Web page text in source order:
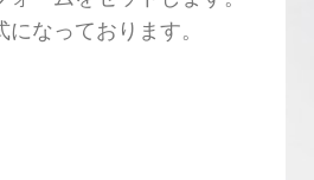
なっております。